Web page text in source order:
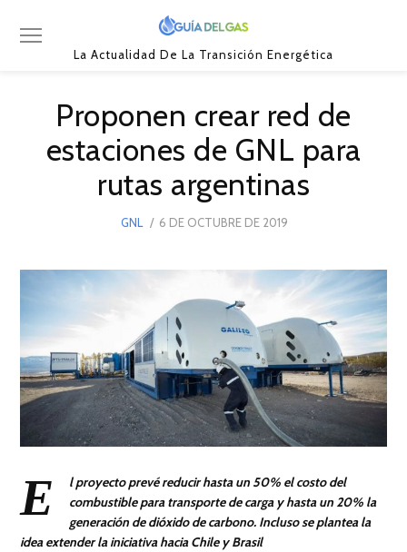
La Actualidad De La Transición Energética
Proponen crear red de
estaciones de GNL para
rutas argentinas
GNL
POSTED
6 DE OCTUBRE DE 2019
DE
E
l proyecto prevé reducir hasta un 50% el costo del
combustible para transporte de carga y hasta un 20% la
generación de dióxido de carbono. Incluso se plantea la
idea extender la iniciativa hacia Chile y Brasil